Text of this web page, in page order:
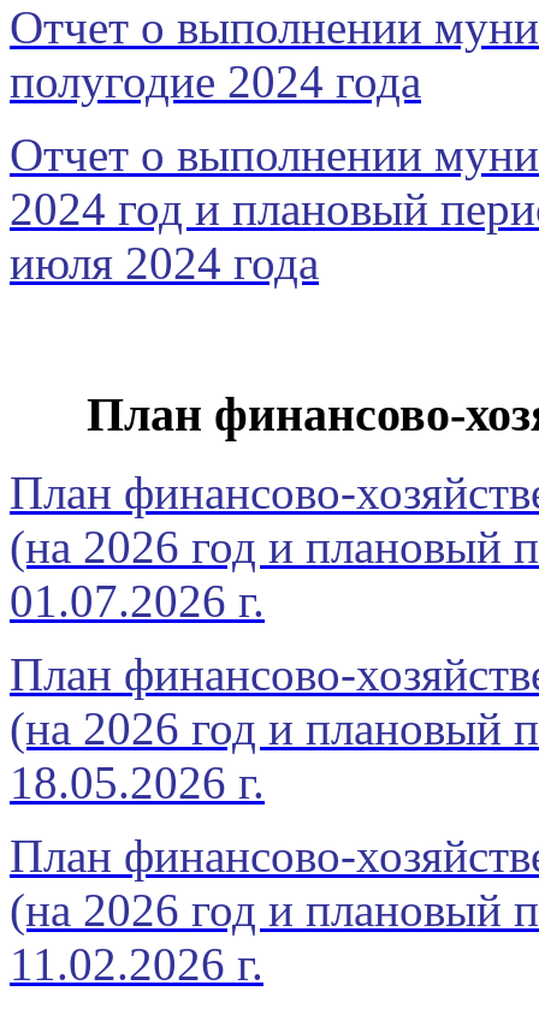
Отчет о выполнении
полугодие 2024 года
Отчет о выполнении
2024 год и плановый
июля 2024 года
План финансово-
План финансово-
(на 2026 год и плановый
01.07.2026 г.
План финансово-
(на 2026 год и плановый
18.05.2026 г.
План финансово-
(на 2026 год и плановый
11.02.2026 г.